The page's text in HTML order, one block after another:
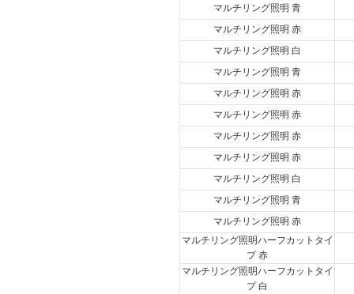
マルチリング照明 青
マルチリング照明 赤
マルチリング照明 白
マルチリング照明 青
マルチリング照明 赤
マルチリング照明 赤
マルチリング照明 赤
マルチリング照明 赤
マルチリング照明 白
マルチリング照明 青
マルチリング照明 赤
マルチリング照明ハーフカットタイ
プ 赤
マルチリング照明ハーフカットタイ
プ 白